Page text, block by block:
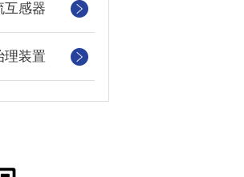
互感器
理装置